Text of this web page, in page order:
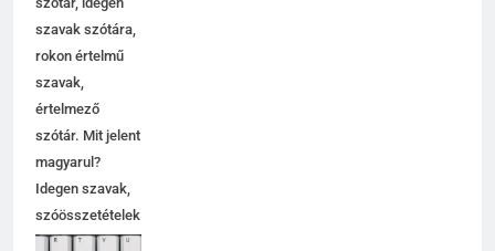
szótár, idegen
szavak szótára,
rokon értelmű
szavak,
értelmező
szótár. Mit jelent
magyarul?
Idegen szavak,
szóösszetételek